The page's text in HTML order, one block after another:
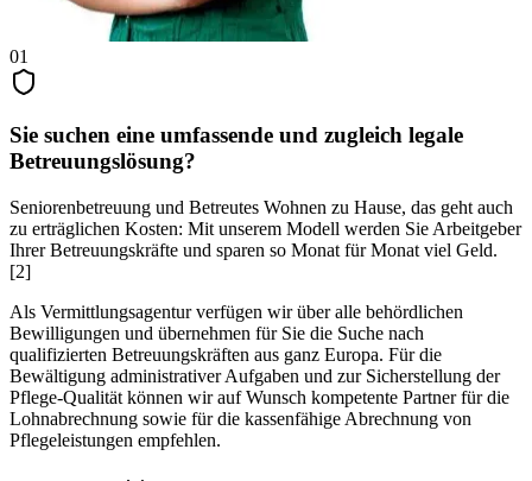
01
Sie suchen eine umfassende und zugleich legale
Betreuungslösung?
Seniorenbetreuung und Betreutes Wohnen zu Hause, das geht auch
zu erträglichen Kosten: Mit unserem Modell werden Sie Arbeitgeber
Ihrer Betreuungskräfte und sparen so Monat für Monat viel Geld.
[2]
Als Vermittlungsagentur verfügen wir über alle behördlichen
Bewilligungen und übernehmen für Sie die Suche nach
qualifizierten Betreuungskräften aus ganz Europa. Für die
Bewältigung administrativer Aufgaben und zur Sicherstellung der
Pflege-Qualität können wir auf Wunsch kompetente Partner für die
Lohnabrechnung sowie für die kassenfähige Abrechnung von
Pflegeleistungen empfehlen.